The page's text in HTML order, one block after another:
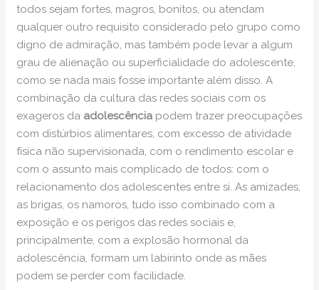
todos sejam fortes, magros, bonitos, ou atendam
qualquer outro requisito considerado pelo grupo como
digno de admiração, mas também pode levar a algum
grau de alienação ou superficialidade do adolescente,
como se nada mais fosse importante além disso. A
combinação da cultura das redes sociais com os
exageros da adolescência podem trazer preocupações
com distúrbios alimentares, com excesso de atividade
física não supervisionada, com o rendimento escolar e
com o assunto mais complicado de todos: com o
relacionamento dos adolescentes entre si. As amizades,
as brigas, os namoros, tudo isso combinado com a
exposição e os perigos das redes sociais e,
principalmente, com a explosão hormonal da
adolescência, formam um labirinto onde as mães
podem se perder com facilidade.